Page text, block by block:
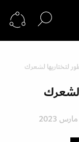
لتختاريها لشعرك
لشعرك